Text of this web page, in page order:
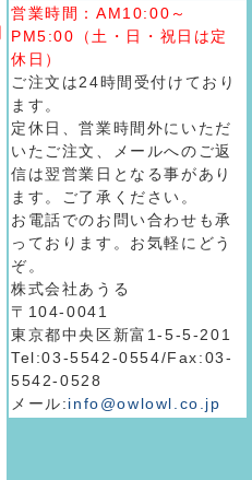
営業時間：AM10:00～
PM5:00（土・日・祝日は定
休日）
ご注文は24時間受付けており
ます。
定休日、営業時間外にいただ
いたご注文、メールへのご返
信は翌営業日となる事があり
ます。ご了承ください。
お電話でのお問い合わせも承
っております。お気軽にどう
ぞ。
株式会社あうる
〒104-0041
東京都中央区新富1-5-5-201
Tel:03-5542-0554/Fax:03-
5542-0528
メール:info@owlowl.co.jp